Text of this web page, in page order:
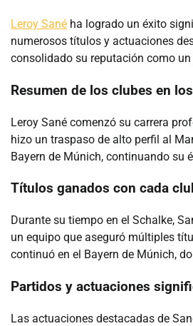
Leroy Sané ha logrado un éxito
numerosos títulos y actuaciones
consolidado su reputación como
Resumen de los clubes en
Leroy Sané comenzó su carrera
hizo un traspaso de alto perfil al
Bayern de Múnich, continuando su
Títulos ganados con cada
Durante su tiempo en el Schalke,
un equipo que aseguró múltiples
continuó en el Bayern de Múnich,
Partidos y actuaciones
Las actuaciones destacadas de